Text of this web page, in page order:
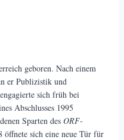
geboren. Nach einem
er Publizistik und
sich früh bei
Abschlusses 1995
Sparten des ORF-
öffnete sich eine neue Tür für